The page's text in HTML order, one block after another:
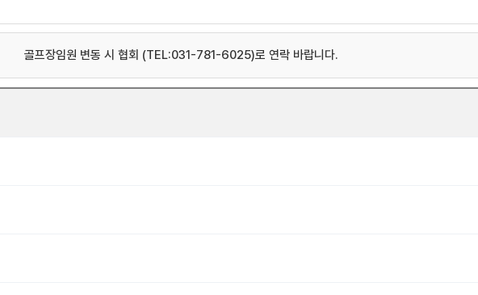
골프장임원 변동 시 협회 (TEL:031-781-6025)로 연락 바랍니다.